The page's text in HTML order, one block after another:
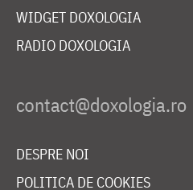
WIDGET DOXOLOGIA
RADIO DOXOLOGIA
DESPRE NOI
POLITICA DE COOKIES